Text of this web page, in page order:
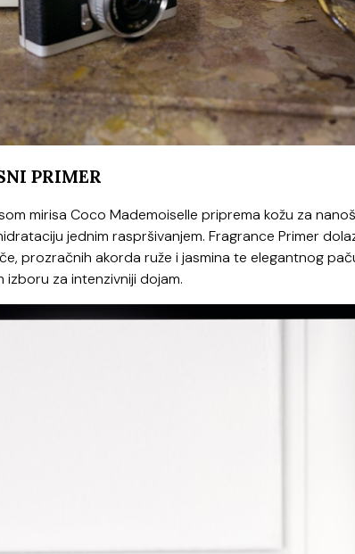
PRIMER
mirisa Coco Mademoiselle priprema kožu za
jednim raspršivanjem. Fragrance Primer
prozračnih akorda ruže i jasmina te elegantnog
za intenzivniji dojam.